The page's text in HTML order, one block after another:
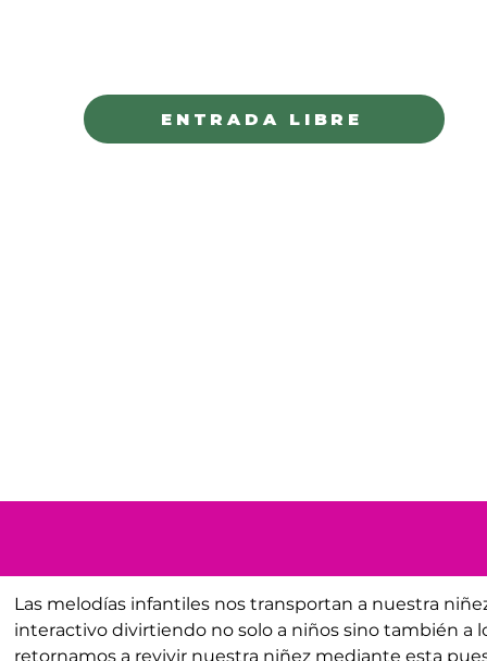
ENTRADA LIBRE
Las melodías infantiles nos transportan a nuestra
interactivo divirtiendo no solo a niños sino también a
retornamos a revivir nuestra niñez mediante esta